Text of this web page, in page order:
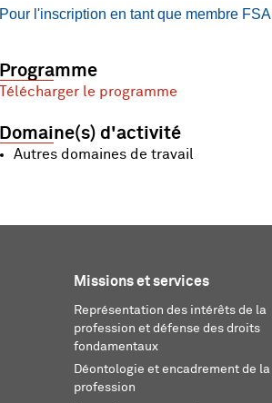
Pour l'inscription en tant que membre
Programme
Télécharger le programme
Domaine(s) d'activité
Autres domaines de travail
Missions et services
Représentation des intérêts de la
profession et défense des droits
fondamentaux
Déontologie et encadrement de la
profession